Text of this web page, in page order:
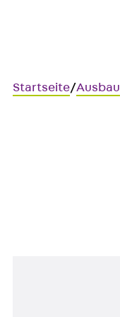
Startseite/Ausbau